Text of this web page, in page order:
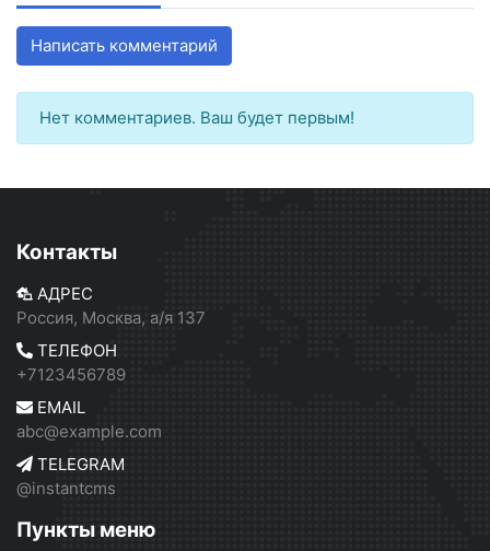
Написать комментарий
Нет комментариев. Ваш будет первым!
Контакты
АДРЕС
Россия, Москва, а/я 137
ТЕЛЕФОН
+7123456789
EMAIL
abc@example.com
TELEGRAM
@instantcms
Пункты меню